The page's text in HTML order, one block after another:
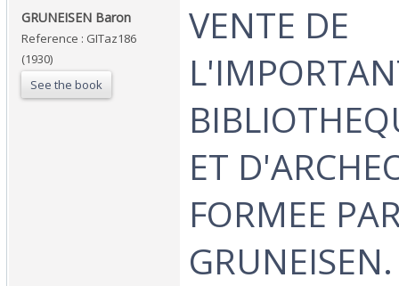
‎GRUNEISEN Baron‎
Reference : GITaz186
(1930)
See the book
‎VENTE DE
ET
FORMEE
GRUNEISEN.‎